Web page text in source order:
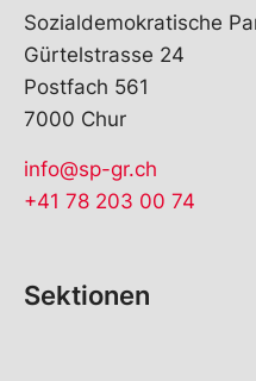
Sozialdemokratische
Gürtelstrasse 24
Postfach 561
7000 Chur
info@sp-gr.ch
+41 78 203 00 74
Sektionen